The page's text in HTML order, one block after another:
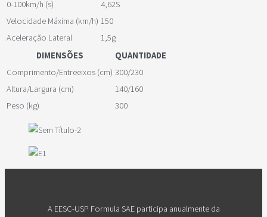
0-100km/h (s)
4,62S
Velocidade Máxima (km/h) 150
Aceleração Lateral
1,5g
DIMENSÕES
QUANTIDADE
Comprimento/Entreeixos (cm) 300/230
Altura/Largura (cm)
140/160
Peso (kg)
300
A EESC-USP Formula SAE participa anualmente da